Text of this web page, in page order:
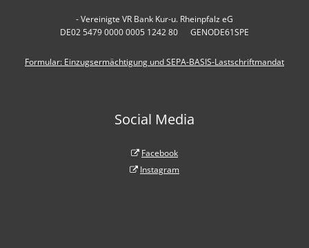
- Vereinigte VR Bank Kur-u. Rheinpfalz eG
DE02 5479 0000 0005 1242 80 GENODE61SPE
Formular: Einzugsermächtigung und SEPA-BASIS-Lastschriftmandat
Social Media
Facebook
Instagram